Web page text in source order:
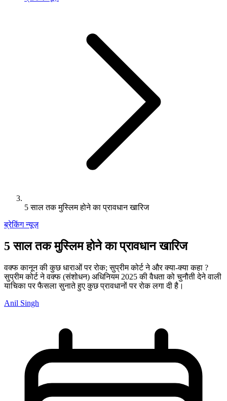
5 साल तक मुस्लिम होने का प्रावधान खारिज
ब्रेकिंग न्यूज़
5 साल तक मुस्लिम होने का प्रावधान खारिज
वक्फ कानून की कुछ धाराओं पर रोक; सुप्रीम कोर्ट ने और क्या-क्या कहा ?
सुप्रीम कोर्ट ने वक्फ (संशोधन) अधिनियम 2025 की वैधता को चुनौती देने वाली
याचिका पर फैसला सुनाते हुए कुछ प्रावधानों पर रोक लगा दी है।
Anil Singh